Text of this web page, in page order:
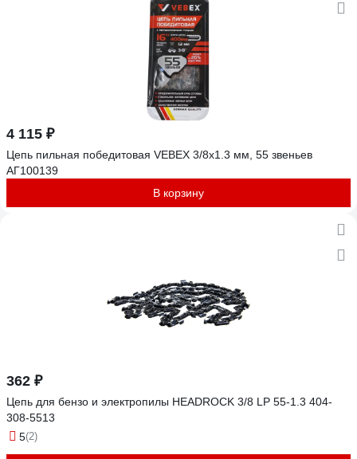
4 115 ₽
Цепь пильная победитовая VEBEX 3/8x1.3 мм, 55 звеньев
АГ100139
В корзину
362 ₽
Цепь для бензо и электропилы HEADROCK 3/8 LP 55-1.3 404-
308-5513
5(2)